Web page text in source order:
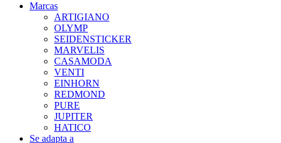
Marcas
ARTIGIANO
OLYMP
SEIDENSTICKER
MARVELIS
CASAMODA
VENTI
EINHORN
REDMOND
PURE
JUPITER
HATICO
Se adapta a